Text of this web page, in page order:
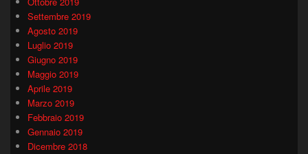
Settembre 2019
Agosto 2019
Luglio 2019
Giugno 2019
Maggio 2019
Aprile 2019
Marzo 2019
Febbraio 2019
Gennaio 2019
Dicembre 2018